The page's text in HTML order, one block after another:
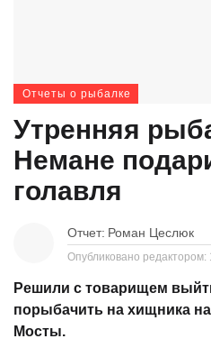
Отчеты о рыбалке
Утренняя
Немане
голавля
Отчет: Роман Цеслюк
Опубликовано редактором:
Решили с товарищем
порыбачить на хищника
Мосты.